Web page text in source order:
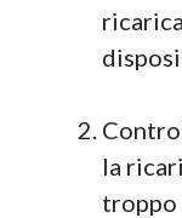
la
troppo